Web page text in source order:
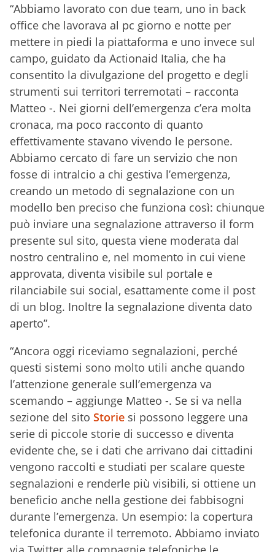
“Abbiamo lavorato con due team, uno in back
office che lavorava al pc giorno e notte per
mettere in piedi la piattaforma e uno invece sul
campo, guidato da Actionaid Italia, che ha
consentito la divulgazione del progetto e degli
strumenti sui territori terremotati – racconta
Matteo -. Nei giorni dell’emergenza c’era molta
cronaca, ma poco racconto di quanto
effettivamente stavano vivendo le persone.
Abbiamo cercato di fare un servizio che non
fosse di intralcio a chi gestiva l’emergenza,
creando un metodo di segnalazione con un
modello ben preciso che funziona così: chiunque
può inviare una segnalazione attraverso il form
presente sul sito, questa viene moderata dal
nostro centralino e, nel momento in cui viene
approvata, diventa visibile sul portale e
rilanciabile sui social, esattamente come il post
di un blog. Inoltre la segnalazione diventa dato
aperto”.
“Ancora oggi riceviamo segnalazioni, perché
questi sistemi sono molto utili anche quando
l’attenzione generale sull’emergenza va
scemando – aggiunge Matteo -. Se si va nella
sezione del sito Storie si possono leggere una
serie di piccole storie di successo e diventa
evidente che, se i dati che arrivano dai cittadini
vengono raccolti e studiati per scalare queste
segnalazioni e renderle più visibili, si ottiene un
beneficio anche nella gestione dei fabbisogni
durante l’emergenza. Un esempio: la copertura
telefonica durante il terremoto. Abbiamo inviato